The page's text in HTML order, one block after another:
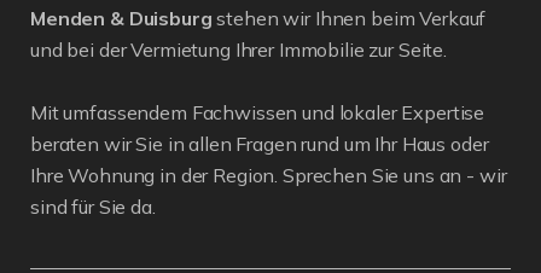
Menden & Duisburg stehen wir Ihnen beim Verkauf
und bei der Vermietung Ihrer Immobilie zur Seite.
Mit umfassendem Fachwissen und lokaler Expertise
beraten wir Sie in allen Fragen rund um Ihr Haus oder
Ihre Wohnung in der Region. Sprechen Sie uns an - wir
sind für Sie da.